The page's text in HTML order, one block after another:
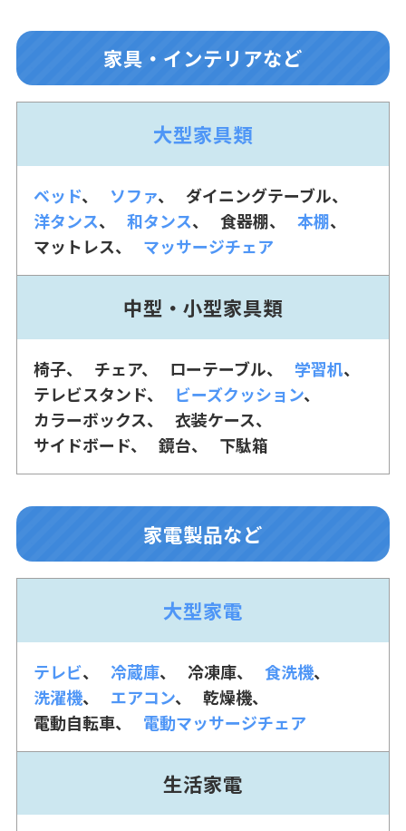
家具・インテリアなど
大型家具類
ベッド ソファ
ダイニングテーブル
洋タンス
和タンス 食器棚
本棚
マットレス
マッサージチェア
中型・小型家具類
椅子 チェア ローテーブル
学習机
テレビスタンド
ビーズクッション
カラーボックス
衣装ケース
サイドボード
鏡台 下駄箱
家電製品など
大型家電
テレビ 冷蔵庫 冷凍庫
食洗機
洗濯機
エアコン
乾燥機
電動自転車
電動マッサージチェア
生活家電